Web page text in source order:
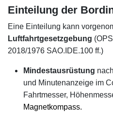
Einteilung der
Eine Einteilung kann
Luftfahrtgesetzgebung
2018/1976 SAO.IDE.100 ff.)
Mindestausrüstung
und Minutenanzeige im
Fahrtmesser,
Magnetkompass.